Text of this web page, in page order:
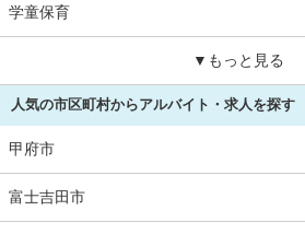
学童保育
▼もっと見る
人気の市区町村からアルバイト・求人を探す
甲府市
富士吉田市